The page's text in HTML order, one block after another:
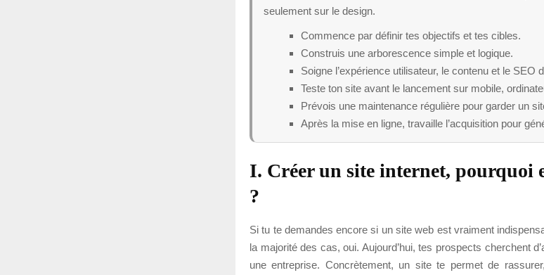
seulement sur le design.
Commence par définir tes objectifs et tes cibles.
Construis une arborescence simple et logique.
Soigne l’expérience utilisateur, le contenu et le SEO
Teste ton site avant le lancement sur mobile,
Prévois une maintenance régulière pour garder un
Après la mise en ligne, travaille l’acquisition pour
I. Créer un site internet, pourquoi
?
Si tu te demandes encore si un site web est vraiment
la majorité des cas, oui. Aujourd’hui, tes prospects cherchent
une entreprise. Concrètement, un site te permet de